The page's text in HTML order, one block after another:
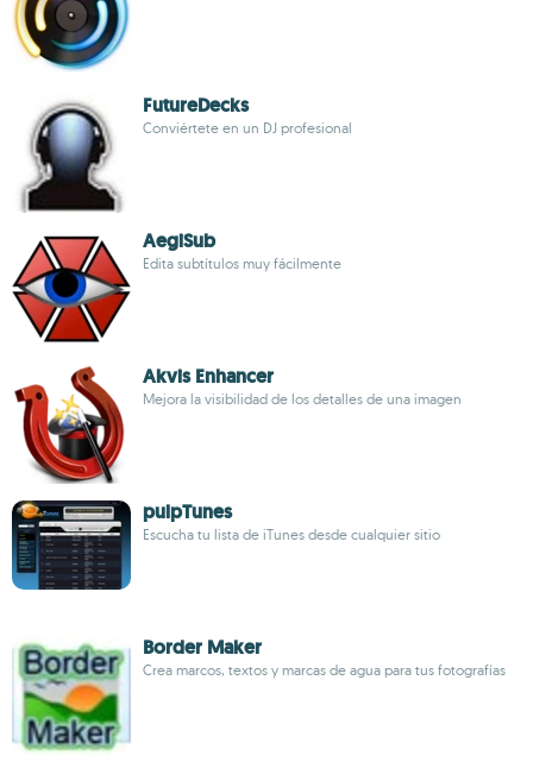
FutureDecks
Conviértete en un DJ profesional
AegiSub
Edita subtítulos muy fácilmente
Akvis Enhancer
Mejora la visibilidad de los detalles de una imagen
pulpTunes
Escucha tu lista de iTunes desde cualquier sitio
Border Maker
Crea marcos, textos y marcas de agua para tus fotografías